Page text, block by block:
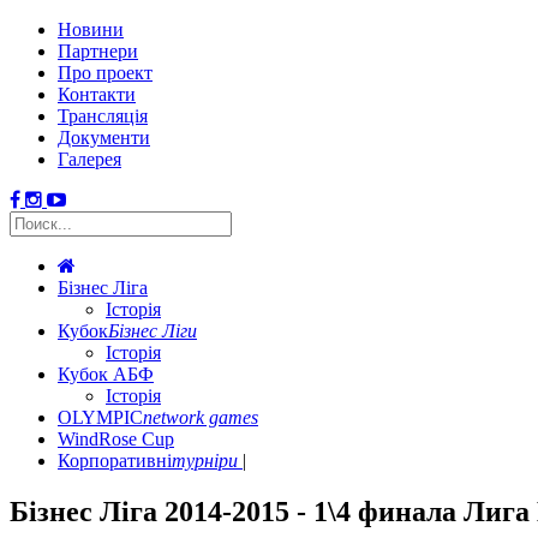
Новини
Партнери
Про проект
Контакти
Трансляція
Документи
Галерея
Бізнес Ліга
Історія
КубокБізнес Ліги
Історія
Кубок АБФ
Історія
OLYMPICnetwork games
WindRose Cup
Корпоративнітурніри
Бізнес Ліга 2014-2015 - 1\4 финала Лига